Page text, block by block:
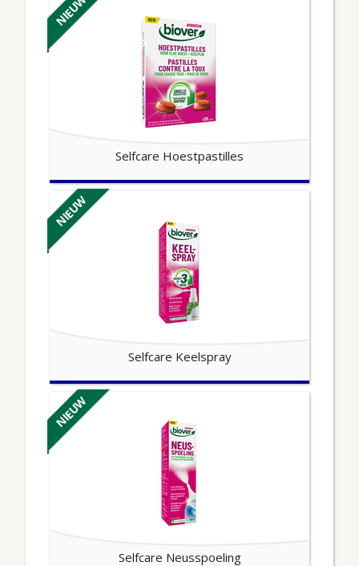
NIEUW
Selfcare Hoestpastilles
NIEUW
Selfcare Keelspray
NIEUW
Selfcare Neusspoeling